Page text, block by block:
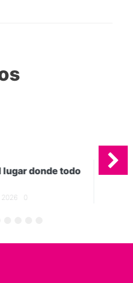
que no pueden faltar
marzo 5, 2026